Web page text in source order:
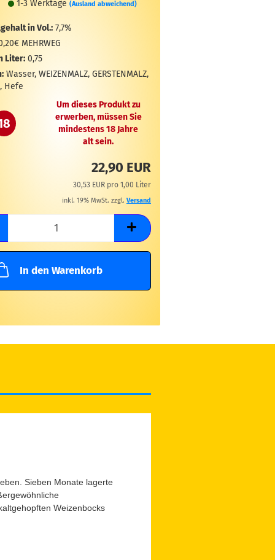
1-3 Werktage (Ausland abweichend)
in Vol.: 7,7%
MEHRWEG
Liter: 0,75
Wasser, WEIZENMALZ, GERSTENMALZ,
Hefe
Um dieses Produkt zu
erwerben, müssen Sie
mindestens 18 Jahre
alt sein.
22,90 EUR
30,53 EUR pro 1,00 Liter
inkl. 19% MwSt. zzgl. Versand
In den Warenkorb
Sieben Monate lagerte
Weizenbocks